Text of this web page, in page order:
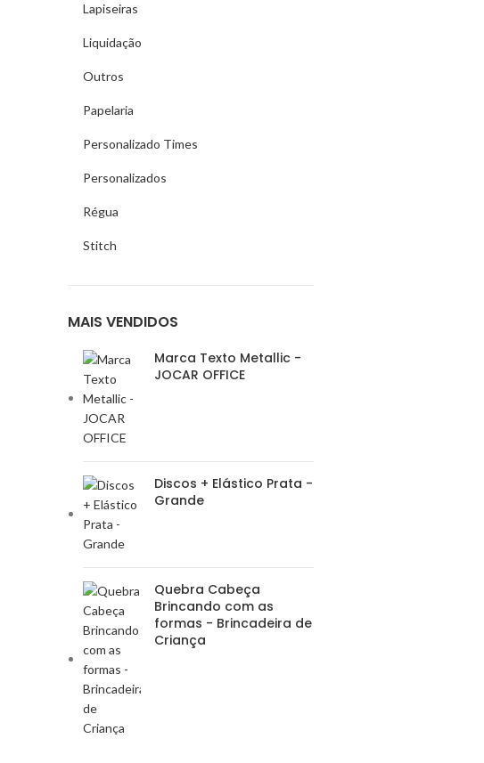
Lapiseiras
Liquidação
Outros
Papelaria
Personalizado Times
Personalizados
Régua
Stitch
MAIS VENDIDOS
Marca Texto Metallic -
JOCAR OFFICE
Discos + Elástico Prata -
Grande
Quebra Cabeça
Brincando com as
formas - Brincadeira de
Criança